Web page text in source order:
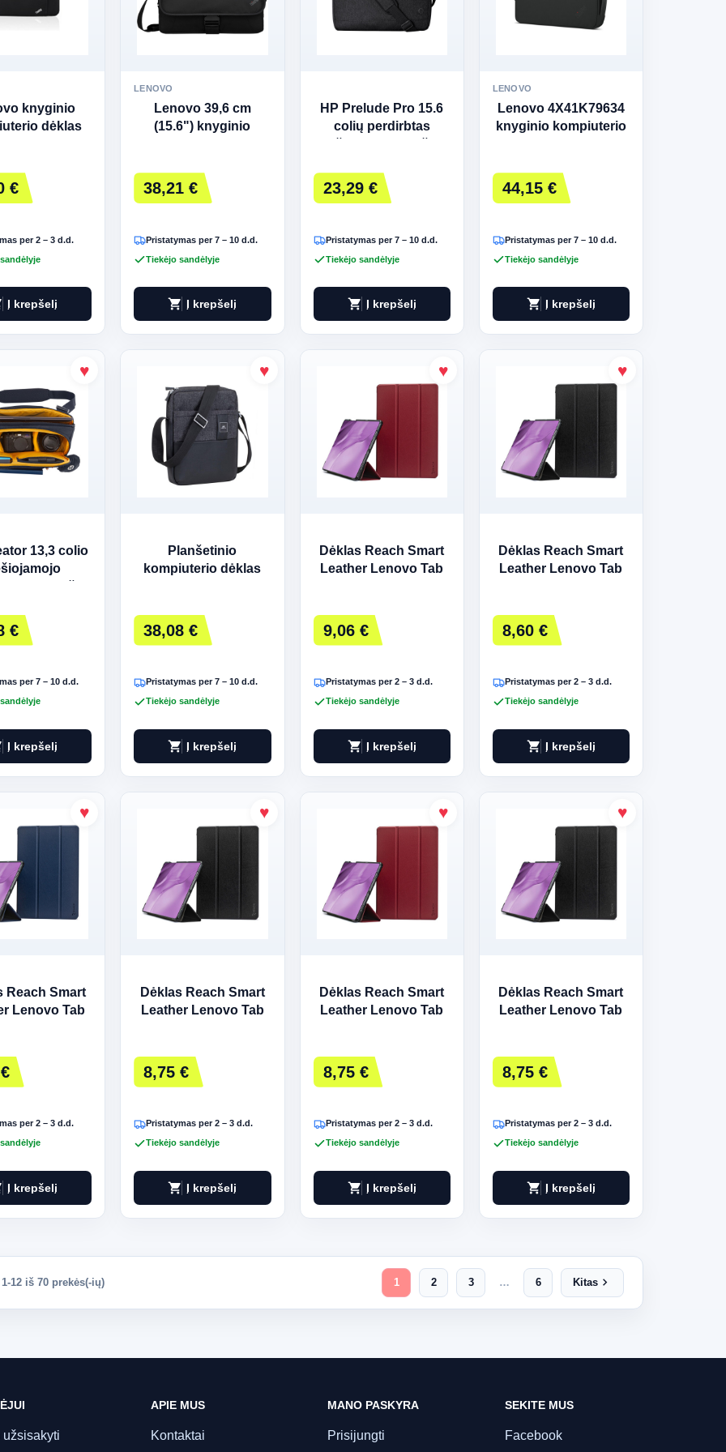
knyginio
dėklas
€
per 2 – 3 d.d.
Į krepšelį
LENOVO
Lenovo 39,6 cm
(15.6") knyginio
38,21 €
Pristatymas per 7 – 10 d.d.
Tiekėjo sandėlyje
shopping_cart Į krepšelį
HP Prelude Pro 15.6
colių perdirbtas
23,29 €
Pristatymas per 7 – 10 d.d.
Tiekėjo sandėlyje
shopping_cart Į krepšelį
LENOVO
Lenovo 4X41K79634
knyginio kompiuterio
44,15 €
Pristatymas per 7 – 10 d.d.
Tiekėjo sandėlyje
shopping_cart Į krepšelį
13,3 colio
€
per 7 – 10 d.d.
Į krepšelį
Planšetinio
kompiuterio dėklas
38,08 €
Pristatymas per 7 – 10 d.d.
Tiekėjo sandėlyje
shopping_cart Į krepšelį
Dėklas Reach Smart
Leather Lenovo Tab
9,06 €
Pristatymas per 2 – 3 d.d.
Tiekėjo sandėlyje
shopping_cart Į krepšelį
Dėklas Reach Smart
Leather Lenovo Tab
8,60 €
Pristatymas per 2 – 3 d.d.
Tiekėjo sandėlyje
shopping_cart Į krepšelį
Reach Smart
Lenovo Tab
per 2 – 3 d.d.
Į krepšelį
Dėklas Reach Smart
Leather Lenovo Tab
8,75 €
Pristatymas per 2 – 3 d.d.
Tiekėjo sandėlyje
shopping_cart Į krepšelį
Dėklas Reach Smart
Leather Lenovo Tab
raudonas
8,75 €
Pristatymas per 2 – 3 d.d.
Tiekėjo sandėlyje
shopping_cart Į krepšelį
Dėklas Reach Smart
Leather Lenovo Tab
8,75 €
Pristatymas per 2 – 3 d.d.
Tiekėjo sandėlyje
shopping_cart Į krepšelį
12 iš 70 prekės(-ių) 1 2 3 … 6 Kitas chevron_right
užsisakyti
APIE MUS
Kontaktai
MANO PASKYRA
Prisijungti
SEKITE MUS
Facebook